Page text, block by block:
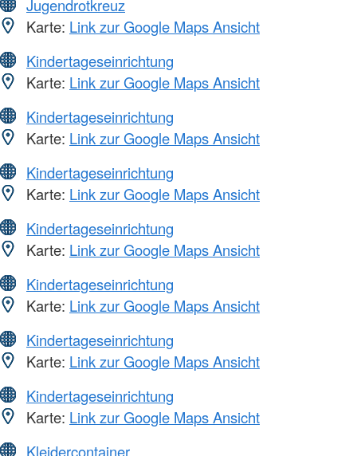
Jugendrotkreuz
Karte: Link zur Google Maps Ansicht
Kindertageseinrichtung
Karte: Link zur Google Maps Ansicht
Kindertageseinrichtung
Karte: Link zur Google Maps Ansicht
Kindertageseinrichtung
Karte: Link zur Google Maps Ansicht
Kindertageseinrichtung
Karte: Link zur Google Maps Ansicht
Kindertageseinrichtung
Karte: Link zur Google Maps Ansicht
Kindertageseinrichtung
Karte: Link zur Google Maps Ansicht
Kindertageseinrichtung
Karte: Link zur Google Maps Ansicht
Kleidercontainer